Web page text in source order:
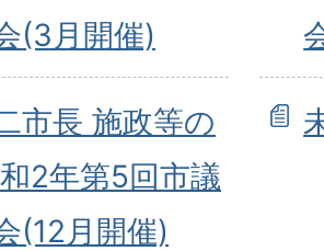
(3月開催)
市長 施政等の
2年第5回市議
(12月開催)